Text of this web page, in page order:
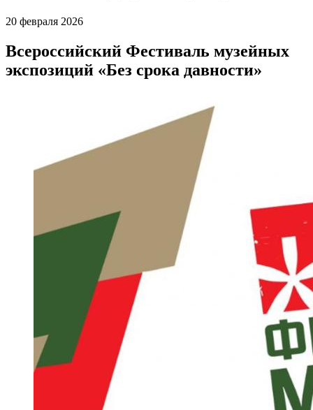
20 февраля 2026
Всероссийский Фестиваль музейных
экспозиций «Без срока давности»